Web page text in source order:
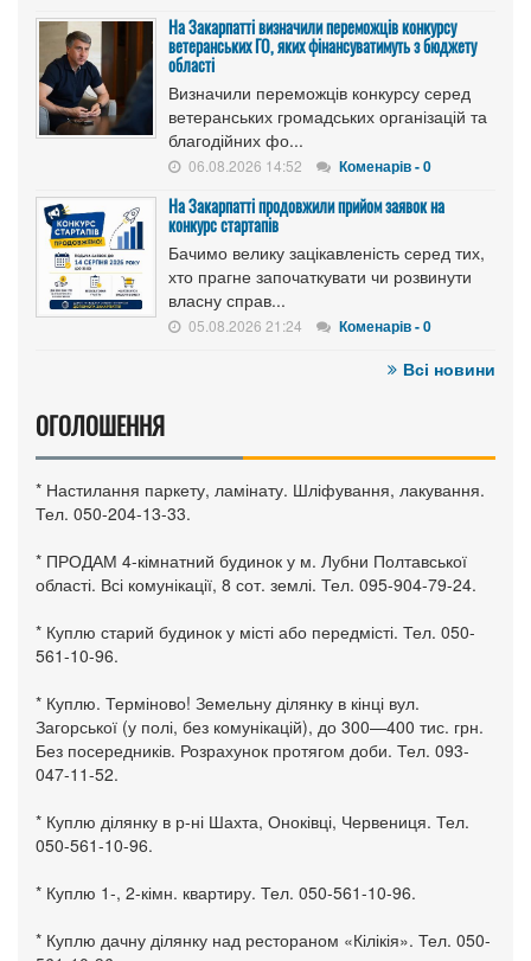
На Закарпатті визначили переможців конкурсу
ветеранських ГО, яких фінансуватимуть з бюджету
області
Визначили переможців конкурсу серед
ветеранських громадських організацій та
благодійних фо...
06.08.2026 14:52 Коменарів - 0
На Закарпатті продовжили прийом заявок на
конкурс стартапів
Бачимо велику зацікавленість серед тих,
хто прагне започаткувати чи розвинути
власну справ...
05.08.2026 21:24 Коменарів - 0
Всі новини
ОГОЛОШЕННЯ
* Настилання паркету, ламінату. Шліфування, лакування.
Тел. 050-204-13-33.
* ПРОДАМ 4-кімнатний будинок у м. Лубни Полтавської
області. Всі комунікації, 8 сот. землі. Тел. 095-904-79-24.
* Куплю старий будинок у місті або передмісті. Тел. 050-
561-10-96.
* Куплю. Терміново! Земельну ділянку в кінці вул.
Загорської (у полі, без комунікацій), до 300—400 тис. грн.
Без посередників. Розрахунок протягом доби. Тел. 093-
047-11-52.
* Куплю ділянку в р-ні Шахта, Оноківці, Червениця. Тел.
050-561-10-96.
* Куплю 1-, 2-кімн. квартиру. Тел. 050-561-10-96.
* Куплю дачну ділянку над рестораном «Кілікія». Тел. 050-